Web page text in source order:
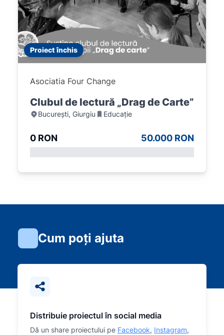
Proiect închis
Asociatia Four Change
Clubul de lectură „Drag de Carte”
București, Giurgiu Educație
0 RON 50.000 RON
Cum poți ajuta
Distribuie proiectul în social media
Dă un share proiectului pe Facebook, Instagram,